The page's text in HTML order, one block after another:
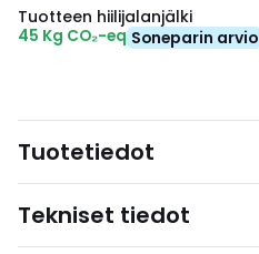
Tuotteen hiilijalanjälki
45 Kg CO₂-eq Soneparin arvio
Tuotetiedot
Tekniset tiedot